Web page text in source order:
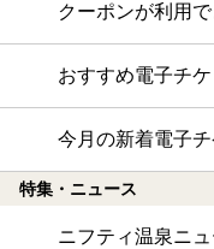
クーポンが利用
おすすめ電子チ
今月の新着電子
特集・ニュース
ニフティ温泉ニュ